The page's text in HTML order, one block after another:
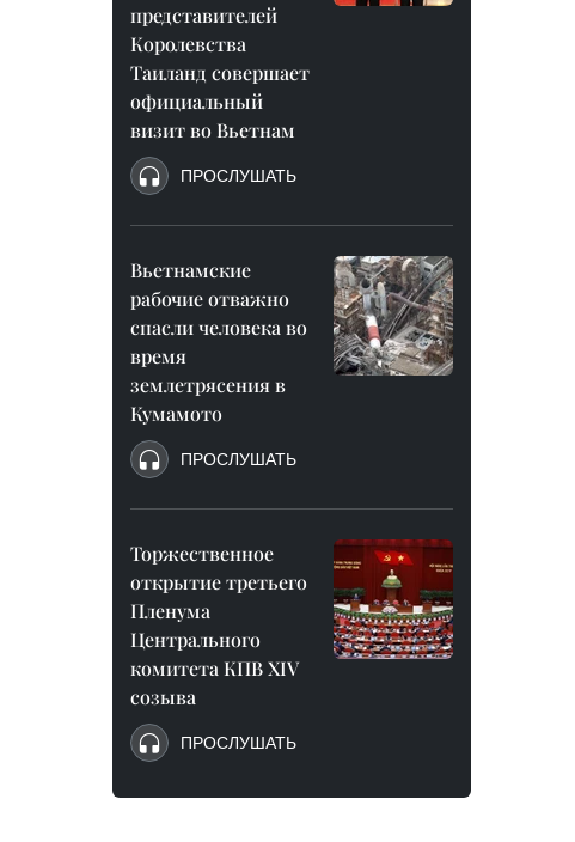
представителей
Королевства
Таиланд совершает
официальный
визит во Вьетнам
ПРОСЛУШАТЬ
Вьетнамские
рабочие отважно
спасли человека во
время
землетрясения в
Кумамото
ПРОСЛУШАТЬ
Торжественное
открытие третьего
Пленума
Центрального
комитета КПВ XIV
созыва
ПРОСЛУШАТЬ